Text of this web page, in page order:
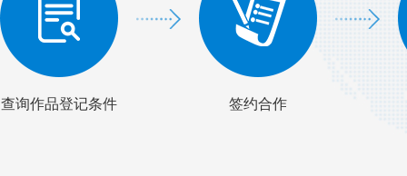
查询作品登记条件 签约合作